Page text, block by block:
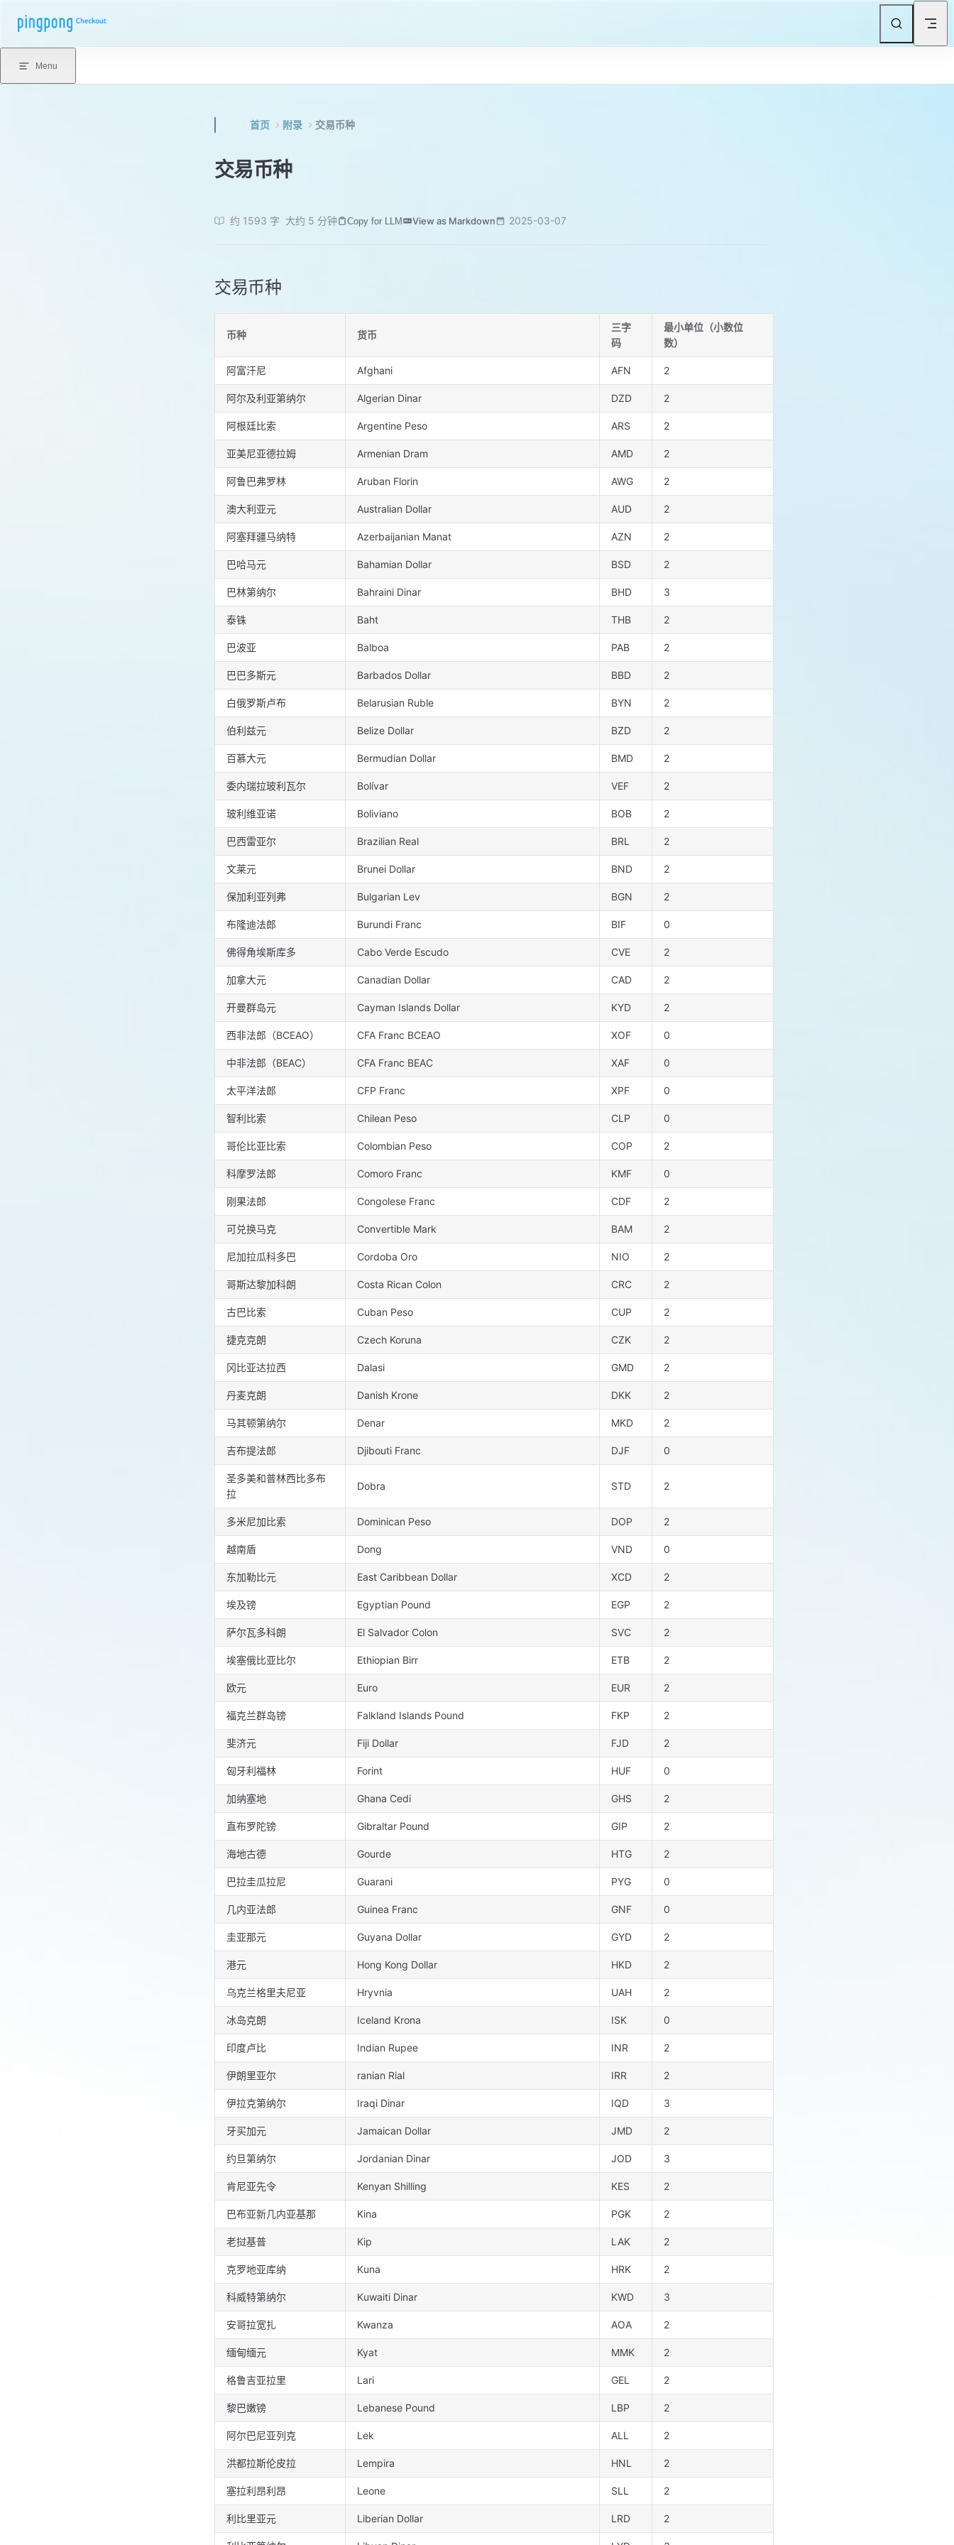
Skip to content
Menu
首页 附录 交易币种
交易币种
约 1593 字 大约 5 分钟 Copy for LLM View as Markdown 2025-03-07
交易币种
币种 货币
三字
码
最小单位（小数位
数）
阿富汗尼 Afghani AFN 2
阿尔及利亚第纳尔 Algerian Dinar DZD 2
阿根廷比索 Argentine Peso ARS 2
亚美尼亚德拉姆 Armenian Dram AMD 2
阿鲁巴弗罗林 Aruban Florin AWG 2
澳大利亚元 Australian Dollar AUD 2
阿塞拜疆马纳特 Azerbaijanian Manat AZN 2
巴哈马元 Bahamian Dollar BSD 2
巴林第纳尔 Bahraini Dinar BHD 3
泰铢 Baht THB 2
巴波亚 Balboa PAB 2
巴巴多斯元 Barbados Dollar BBD 2
白俄罗斯卢布 Belarusian Ruble BYN 2
伯利兹元 Belize Dollar BZD 2
百慕大元 Bermudian Dollar BMD 2
委内瑞拉玻利瓦尔 Bolívar VEF 2
玻利维亚诺 Boliviano BOB 2
巴西雷亚尔 Brazilian Real BRL 2
文莱元 Brunei Dollar BND 2
保加利亚列弗 Bulgarian Lev BGN 2
布隆迪法郎 Burundi Franc BIF 0
佛得角埃斯库多 Cabo Verde Escudo CVE 2
加拿大元 Canadian Dollar CAD 2
开曼群岛元 Cayman Islands Dollar KYD 2
西非法郎（BCEAO） CFA Franc BCEAO XOF 0
中非法郎（BEAC） CFA Franc BEAC XAF 0
太平洋法郎 CFP Franc XPF 0
智利比索 Chilean Peso CLP 0
哥伦比亚比索 Colombian Peso COP 2
科摩罗法郎 Comoro Franc KMF 0
刚果法郎 Congolese Franc CDF 2
可兑换马克 Convertible Mark BAM 2
尼加拉瓜科多巴 Cordoba Oro NIO 2
哥斯达黎加科朗 Costa Rican Colon CRC 2
古巴比索 Cuban Peso CUP 2
捷克克朗 Czech Koruna CZK 2
冈比亚达拉西 Dalasi GMD 2
丹麦克朗 Danish Krone DKK 2
马其顿第纳尔 Denar MKD 2
吉布提法郎 Djibouti Franc DJF 0
圣多美和普林西比多布
拉
Dobra STD 2
多米尼加比索 Dominican Peso DOP 2
越南盾 Dong VND 0
东加勒比元 East Caribbean Dollar XCD 2
埃及镑 Egyptian Pound EGP 2
萨尔瓦多科朗 El Salvador Colon SVC 2
埃塞俄比亚比尔 Ethiopian Birr ETB 2
欧元 Euro EUR 2
福克兰群岛镑 Falkland Islands Pound FKP 2
斐济元 Fiji Dollar FJD 2
匈牙利福林 Forint HUF 0
加纳塞地 Ghana Cedi GHS 2
直布罗陀镑 Gibraltar Pound GIP 2
海地古德 Gourde HTG 2
巴拉圭瓜拉尼 Guarani PYG 0
几内亚法郎 Guinea Franc GNF 0
圭亚那元 Guyana Dollar GYD 2
港元 Hong Kong Dollar HKD 2
乌克兰格里夫尼亚 Hryvnia UAH 2
冰岛克朗 Iceland Krona ISK 0
印度卢比 Indian Rupee INR 2
伊朗里亚尔 ranian Rial IRR 2
伊拉克第纳尔 Iraqi Dinar IQD 3
牙买加元 Jamaican Dollar JMD 2
约旦第纳尔 Jordanian Dinar JOD 3
肯尼亚先令 Kenyan Shilling KES 2
巴布亚新几内亚基那 Kina PGK 2
老挝基普 Kip LAK 2
克罗地亚库纳 Kuna HRK 2
科威特第纳尔 Kuwaiti Dinar KWD 3
安哥拉宽扎 Kwanza AOA 2
缅甸缅元 Kyat MMK 2
格鲁吉亚拉里 Lari GEL 2
黎巴嫩镑 Lebanese Pound LBP 2
阿尔巴尼亚列克 Lek ALL 2
洪都拉斯伦皮拉 Lempira HNL 2
塞拉利昂利昂 Leone SLL 2
利比里亚元 Liberian Dollar LRD 2